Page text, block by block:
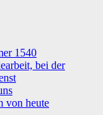
1540
bei der
von heute